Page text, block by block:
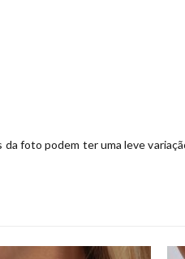
foto podem ter uma leve